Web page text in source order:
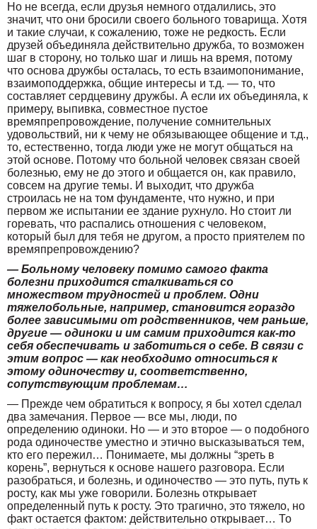
Но не всегда, если друзья немного отдалились, это
значит, что они бросили своего больного товарища. Хотя
и такие случаи, к сожалению, тоже не редкость. Если
друзей объединяла действительно дружба, то возможен
шаг в сторону, но только шаг и лишь на время, потому
что основа дружбы осталась, то есть взаимопонимание,
взаимоподдержка, общие интересы и т.д. — то, что
составляет сердцевину дружбы. А если их объединяла, к
примеру, выпивка, совместное пустое
времяпрепровождение, получение сомнительных
удовольствий, ни к чему не обязывающее общение и т.д.,
то, естественно, тогда люди уже не могут общаться на
этой основе. Потому что больной человек связан своей
болезнью, ему не до этого и общается он, как правило,
совсем на другие темы. И выходит, что дружба
строилась не на том фундаменте, что нужно, и при
первом же испытании ее здание рухнуло. Но стоит ли
горевать, что распались отношения с человеком,
который был для тебя не другом, а просто приятелем по
времяпрепровождению?
— Больному человеку помимо самого факта
болезни приходится сталкиваться со
множеством трудностей и проблем. Одни
тяжелобольные, например, становится гораздо
более зависимыми от родственников, чем раньше,
другие — одиноки и им самим приходится как-то
себя обеспечивать и заботиться о себе. В связи с
этим вопрос — как необходимо относиться к
этому одиночеству и, соответственно,
сопутствующим проблемам…
— Прежде чем обратиться к вопросу, я бы хотел сделал
два замечания. Первое — все мы, люди, по
определению одиноки. Но — и это второе — о подобного
рода одиночестве уместно и этично высказываться тем,
кто его пережил… Понимаете, мы должны “зреть в
корень”, вернуться к основе нашего разговора. Если
разобраться, и болезнь, и одиночество — это путь, путь к
росту, как мы уже говорили. Болезнь открывает
определенный путь к росту. Это трагично, это тяжело, но
факт остается фактом: действительно открывает… То